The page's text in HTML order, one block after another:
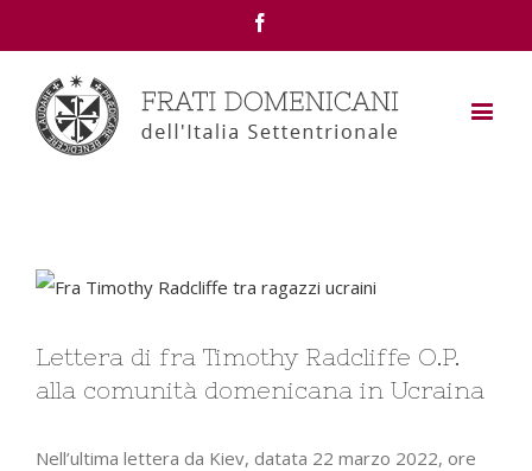
View
Image
Lettera di fra Timothy Radcliffe O.P.
alla comunità domenicana in Ucraina
Nell’ultima lettera da Kiev, datata 22 marzo 2022, ore